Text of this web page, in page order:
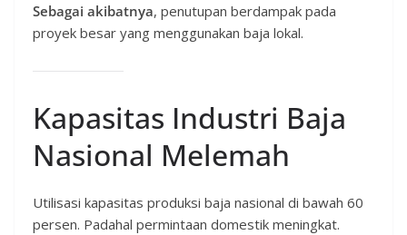
Sebagai akibatnya, penutupan berdampak pada
proyek besar yang menggunakan baja lokal.
Kapasitas Industri Baja
Nasional Melemah
Utilisasi kapasitas produksi baja nasional di bawah 60
persen. Padahal permintaan domestik meningkat.